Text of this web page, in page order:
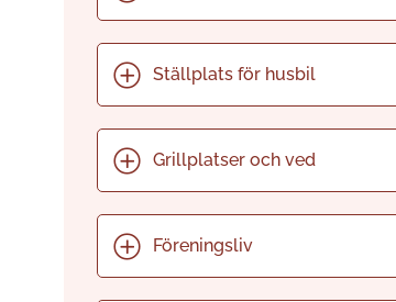
Ställplats för husbil
Grillplatser och ved
Föreningsliv